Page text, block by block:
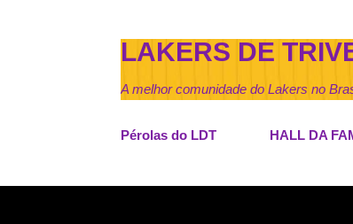
LAKERS DE
A melhor comunidade do Lakers no
Pérolas do LDT HALL DA